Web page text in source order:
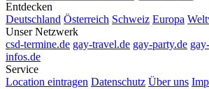
Entdecken
Deutschland Österreich Schweiz Europa
Unser Netzwerk
csd-termine.de gay-travel.de gay-party.de
infos.de
Service
Location eintragen Datenschutz Über uns